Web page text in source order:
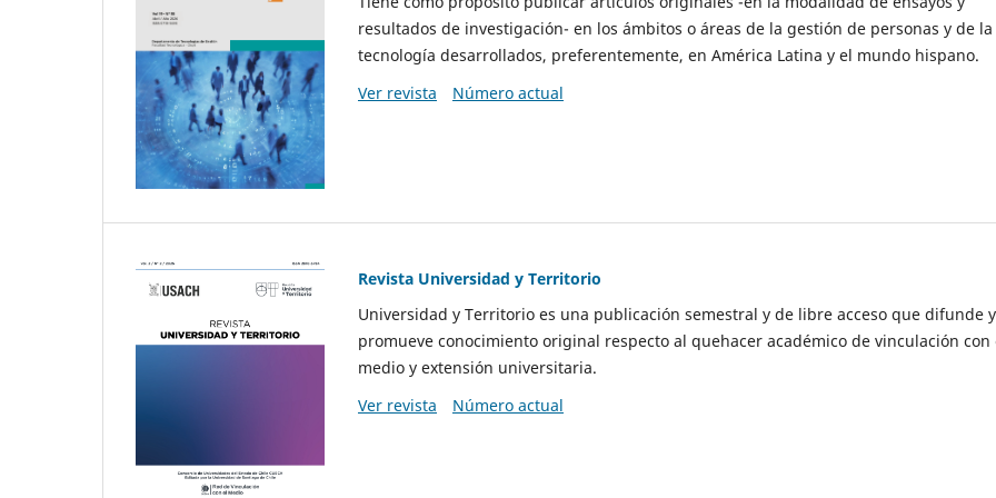
resultados de investigación- en los ámbitos o áreas de la gestión de personas y de la
tecnología desarrollados, preferentemente, en América Latina y el mundo hispano.
Ver revista
Número actual
Revista Universidad y Territorio
Universidad y Territorio es una publicación semestral y de libre acceso que difunde y
promueve conocimiento original respecto al quehacer académico de vinculación con
medio y extensión universitaria.
Ver revista
Número actual